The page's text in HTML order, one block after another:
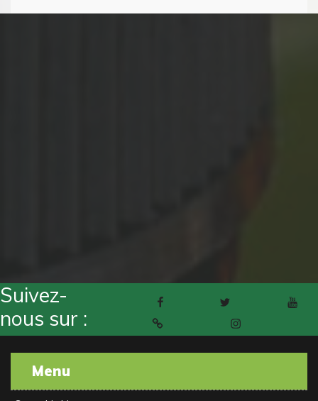
Suivez-
nous sur :
Menu